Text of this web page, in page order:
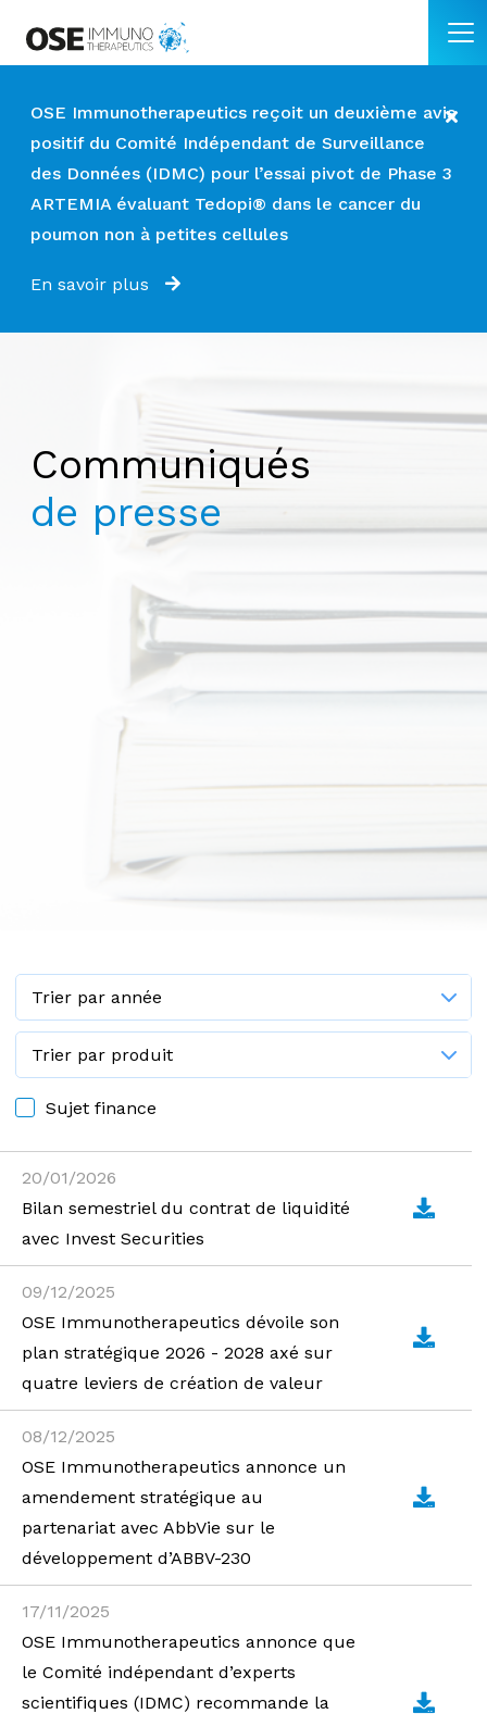
OSE Immunotherapeutics reçoit un deuxième avis
positif du Comité Indépendant de Surveillance
des Données (IDMC) pour l’essai pivot de Phase 3
ARTEMIA évaluant Tedopi® dans le cancer du
poumon non à petites cellules
En savoir plus
Communiqués
de presse
Sujet finance
20/01/2026
Bilan semestriel du contrat de liquidité
avec Invest Securities
09/12/2025
OSE Immunotherapeutics dévoile son
plan stratégique 2026 - 2028 axé sur
quatre leviers de création de valeur
08/12/2025
OSE Immunotherapeutics annonce un
amendement stratégique au
partenariat avec AbbVie sur le
développement d’ABBV-230
17/11/2025
OSE Immunotherapeutics annonce que
le Comité indépendant d’experts
scientifiques (IDMC) recommande la